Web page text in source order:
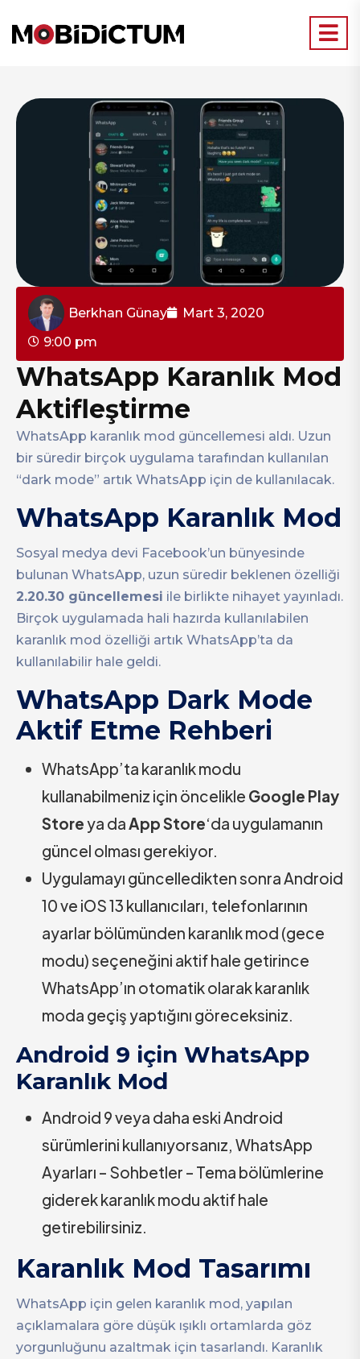
Berkhan Günay
Mart 3, 2020
9:00 pm
WhatsApp Karanlık Mod
Aktifleştirme
WhatsApp karanlık mod güncellemesi aldı. Uzun
bir süredir birçok uygulama tarafından kullanılan
“dark mode” artık WhatsApp için de kullanılacak.
WhatsApp Karanlık Mod
Sosyal medya devi Facebook’un bünyesinde
bulunan WhatsApp, uzun süredir beklenen özelliği
2.20.30 güncellemesi ile birlikte nihayet yayınladı.
Birçok uygulamada hali hazırda kullanılabilen
karanlık mod özelliği artık WhatsApp’ta da
kullanılabilir hale geldi.
WhatsApp Dark Mode
Aktif Etme Rehberi
WhatsApp’ta karanlık modu
kullanabilmeniz için öncelikle Google Play
Storeya daAppStore‘da uygulamanın
güncel olması gerekiyor.
Uygulamayı güncelledikten sonra Android
10 ve iOS 13 kullanıcıları, telefonlarının
ayarlar bölümünden karanlık mod (gece
modu) seçeneğini aktif hale getirince
WhatsApp’ın otomatik olarak karanlık
moda geçiş yaptığını göreceksiniz.
Android 9 için WhatsApp
Karanlık Mod
Android 9 veya daha eski Android
sürümlerini kullanıyorsanız, WhatsApp
Ayarları – Sohbetler – Tema bölümlerine
giderek karanlık modu aktif hale
getirebilirsiniz.
Karanlık Mod Tasarımı
WhatsApp için gelen karanlık mod, yapılan
açıklamalara göre düşük ışıklı ortamlarda göz
yorgunluğunu azaltmak için tasarlandı. Karanlık